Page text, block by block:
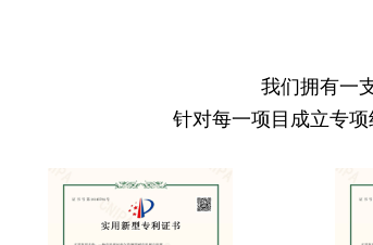
组织机构代码证复印件
产品资料:
产品说明书
我们拥有一
针对每一项目成立专